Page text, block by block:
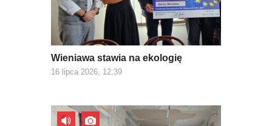
Wieniawa stawia na ekologię
16 lipca 2026, 12:39